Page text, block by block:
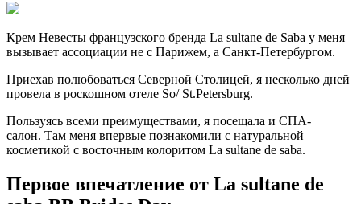
Крем Невесты французского бренда La sultane de Saba у меня
вызывает ассоциации не с Парижем, а Санкт-Петербургом.
Приехав полюбоваться Северной Столицей, я несколько дней
провела в роскошном отеле So/ St.Petersburg.
Пользуясь всеми преимуществами, я посещала и СПА-
салон. Там меня впервые познакомили с натуральной
косметикой с восточным колоритом La sultane de saba.
Первое впечатление от La sultane de